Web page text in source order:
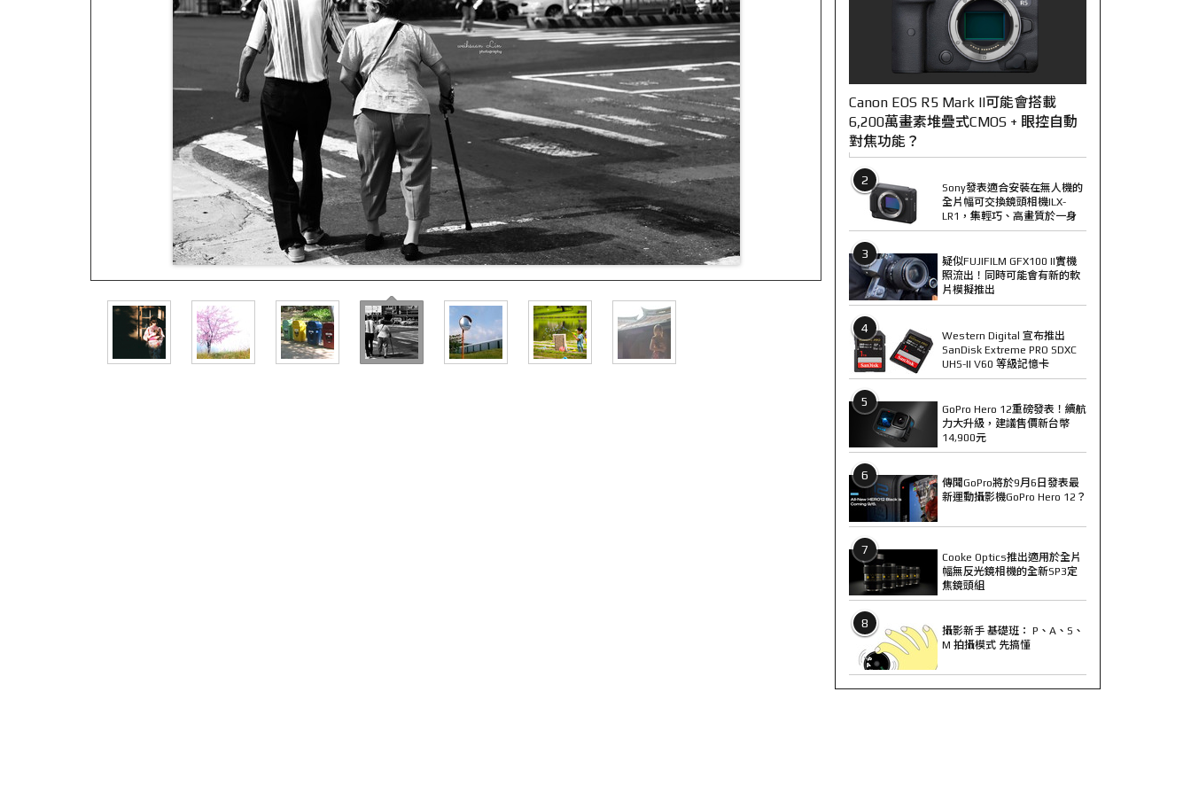
Canon EOS R5 Mark II可能會搭載
6,200萬畫素堆疊式CMOS + 眼控自動
對焦功能？
2
Sony發表適合安裝在無人機的
全片幅可交換鏡頭相機ILX-
LR1，集輕巧、高畫質於一身
3
疑似FUJIFILM GFX100 II實機
照流出！同時可能會有新的軟
片模擬推出
4
Western Digital 宣布推出
SanDisk Extreme PRO SDXC
UHS-II V60 等級記憶卡
5
GoPro Hero 12重磅發表！續航
力大升級，建議售價新台幣
14,900元
6
傳聞GoPro將於9月6日發表最
新運動攝影機GoPro Hero 12？
7
Cooke Optics推出適用於全片
幅無反光鏡相機的全新SP3定
焦鏡頭組
8
攝影新手 基礎班： P、A、S、
M 拍攝模式 先搞懂